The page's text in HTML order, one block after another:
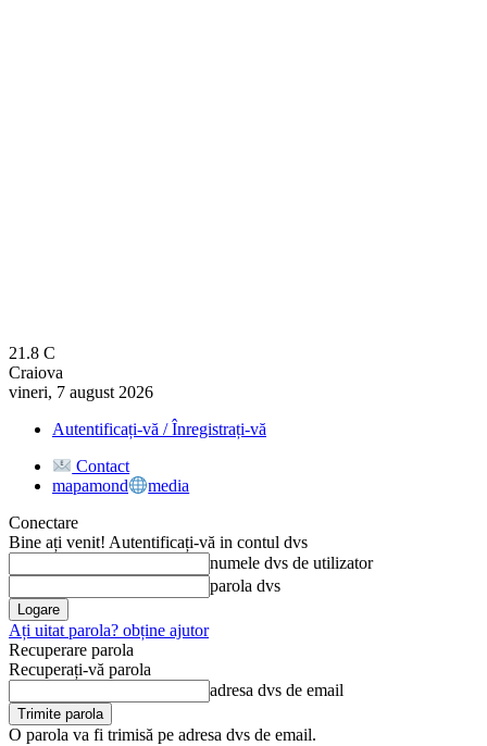
21.8 C
Craiova
vineri, 7 august 2026
Autentificați-vă / Înregistrați-vă
Contact
mapamond
media
Conectare
Bine ați venit! Autentificați-vă in contul dvs
numele dvs de utilizator
parola dvs
Ați uitat parola? obține ajutor
Recuperare parola
Recuperați-vă parola
adresa dvs de email
O parola va fi trimisă pe adresa dvs de email.